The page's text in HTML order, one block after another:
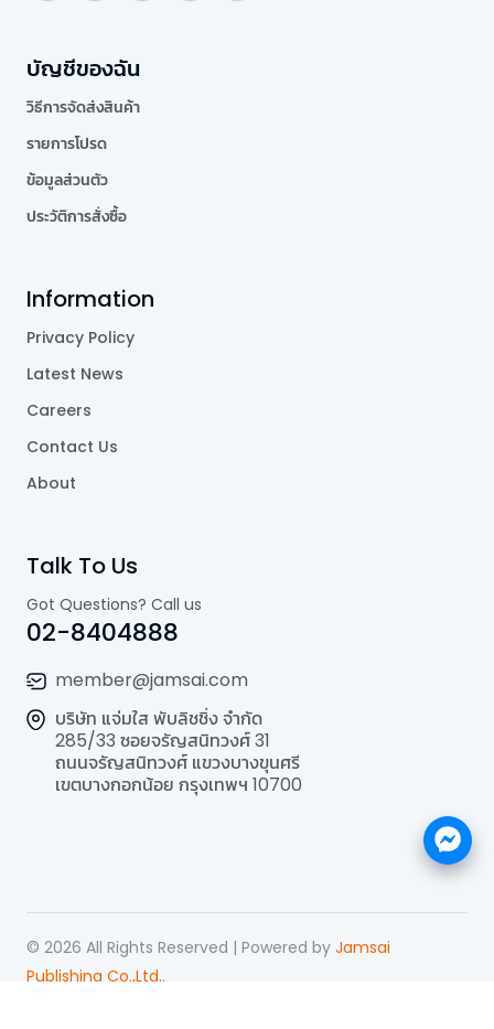
บัญชีของฉัน
วิธีการจัดส่งสินค้า
รายการโปรด
ข้อมูลส่วนตัว
ประวัติการสั่งซื้อ
Information
Privacy Policy
Latest News
Careers
Contact Us
About
Talk To Us
Got Questions? Call us
02-8404888
member@jamsai.com
บริษัท แจ่มใส พับลิชชิ่ง จำกัด
285/33 ซอยจรัญสนิทวงศ์ 31
ถนนจรัญสนิทวงศ์ แขวงบางขุนศรี
เขตบางกอกน้อย กรุงเทพฯ 10700
© 2026 All Rights Reserved | Powered by Jamsai
Publishing Co.,Ltd..